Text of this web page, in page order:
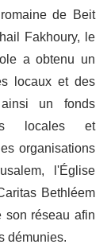
de Beit
Fakhoury, le
a obtenu un
locaux et des
un fonds
locales et
organisations
l'Église
Bethléem
réseau afin
démunies.